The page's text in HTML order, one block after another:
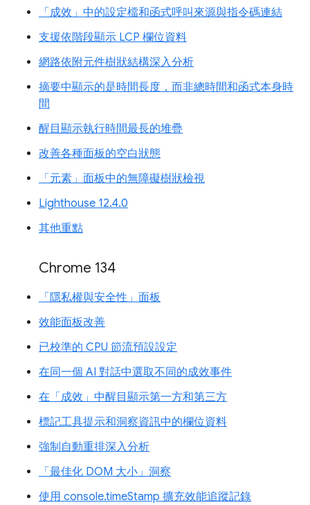
「成效」中的設定檔和函式呼叫來源與指令碼連結
支援依階段顯示 LCP 欄位資料
網路依附元件樹狀結構深入分析
摘要中顯示的是時間長度，而非總時間和函式本身時
間
醒目顯示執行時間最長的堆疊
改善各種面板的空白狀態
「元素」面板中的無障礙樹狀檢視
Lighthouse 12.4.0
其他重點
Chrome 134
「隱私權與安全性」面板
效能面板改善
已校準的 CPU 節流預設設定
在同一個 AI 對話中選取不同的成效事件
在「成效」中醒目顯示第一方和第三方
標記工具提示和洞察資訊中的欄位資料
強制自動重排深入分析
「最佳化 DOM 大小」洞察
使用 console.timeStamp 擴充效能追蹤記錄